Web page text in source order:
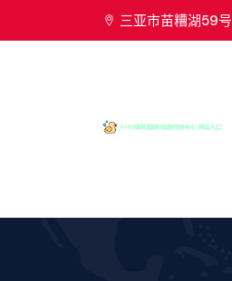
三亚市苗糟湖59号